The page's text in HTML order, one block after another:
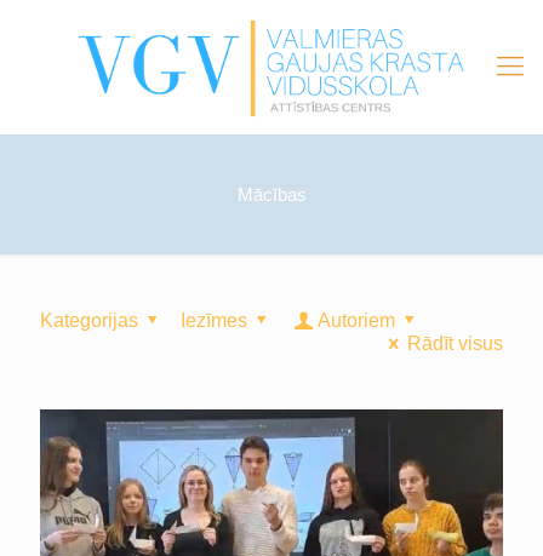
Mācības
Kategorijas Iezīmes
Autoriem
Rādīt visus